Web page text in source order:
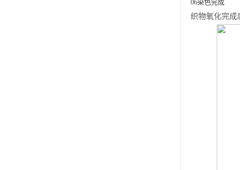
06染色完成
织物氧化完成